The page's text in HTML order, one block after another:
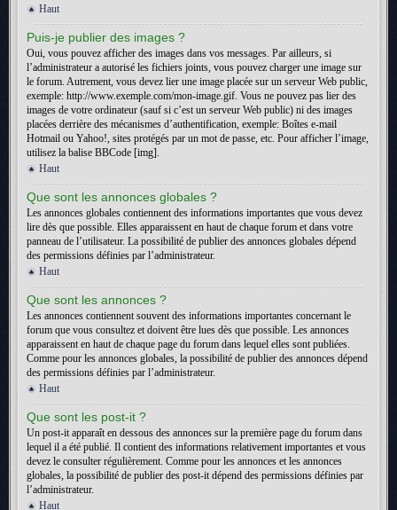
Haut
Puis-je publier des images ?
Oui, vous pouvez afficher des images dans vos messages. Par ailleurs, si
l’administrateur a autorisé les fichiers joints, vous pouvez charger une image sur
le forum. Autrement, vous devez lier une image placée sur un serveur Web public,
exemple: http://www.exemple.com/mon-image.gif. Vous ne pouvez pas lier des
images de votre ordinateur (sauf si c’est un serveur Web public) ni des images
placées derrière des mécanismes d’authentification, exemple: Boîtes e-mail
Hotmail ou Yahoo!, sites protégés par un mot de passe, etc. Pour afficher l’image,
utilisez la balise BBCode [img].
Haut
Que sont les annonces globales ?
Les annonces globales contiennent des informations importantes que vous devez
lire dès que possible. Elles apparaissent en haut de chaque forum et dans votre
panneau de l’utilisateur. La possibilité de publier des annonces globales dépend
des permissions définies par l’administrateur.
Haut
Que sont les annonces ?
Les annonces contiennent souvent des informations importantes concernant le
forum que vous consultez et doivent être lues dès que possible. Les annonces
apparaissent en haut de chaque page du forum dans lequel elles sont publiées.
Comme pour les annonces globales, la possibilité de publier des annonces dépend
des permissions définies par l’administrateur.
Haut
Que sont les post-it ?
Un post-it apparaît en dessous des annonces sur la première page du forum dans
lequel il a été publié. Il contient des informations relativement importantes et vous
devez le consulter régulièrement. Comme pour les annonces et les annonces
globales, la possibilité de publier des post-it dépend des permissions définies par
l’administrateur.
Haut